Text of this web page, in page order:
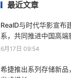
最近文章
RealD与时代华影宣布
系，共同推进中国高端
6月17日 09:54
希捷推出系列存储新